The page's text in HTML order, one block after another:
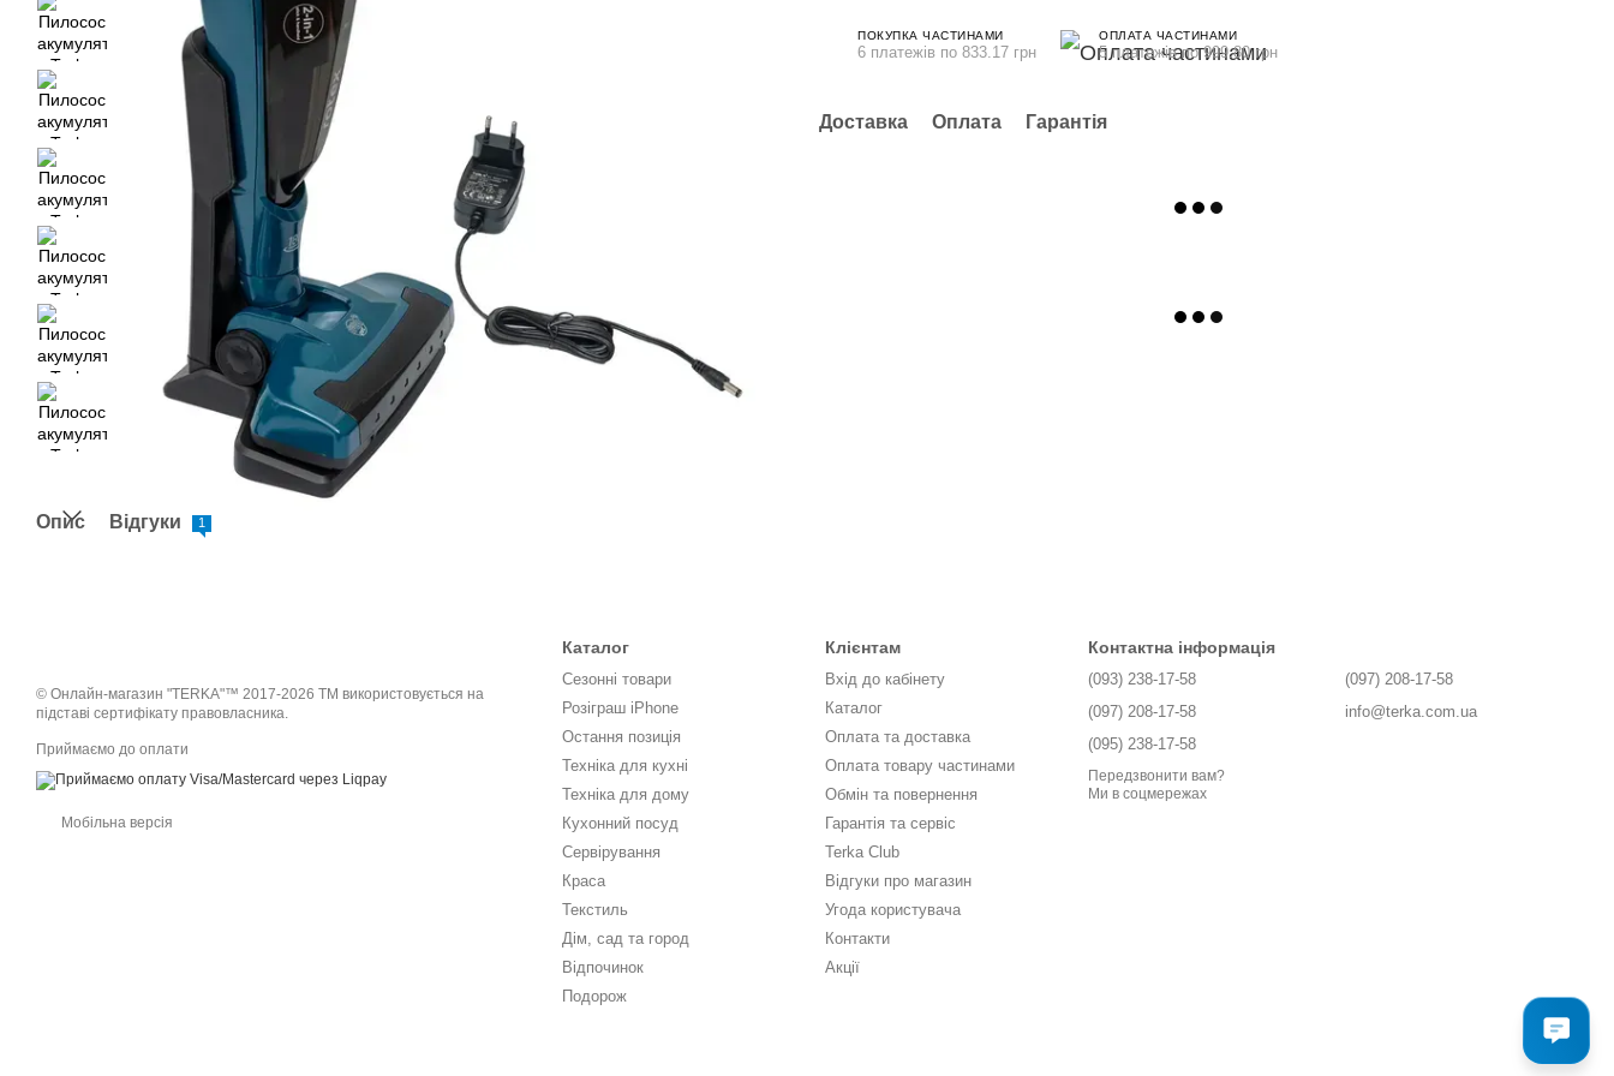
Опис Відгуки 1
ПОКУПКА ЧАСТИНАМИ
6 платежів по 833.17 грн
ОПЛАТА ЧАСТИНАМИ
5 платежів по 999.80 грн
Доставка Оплата Гарантія
© Онлайн-магазин "TERKA"™ 2017-2026 ТМ використовується на
підставі сертифікату правовласника.
Приймаємо до оплати
Мобільна версія
Каталог
Сезонні товари
Розіграш iPhone
Остання позиція
Техніка для кухні
Техніка для дому
Кухонний посуд
Сервірування
Краса
Текстиль
Дім, сад та город
Відпочинок
Подорож
Клієнтам
Вхід до кабінету
Каталог
Оплата та доставка
Оплата товару частинами
Обмін та повернення
Гарантія та сервіс
Terka Club
Відгуки про магазин
Угода користувача
Контакти
Акції
Контактна інформація
(093) 238-17-58
(097) 208-17-58
(095) 238-17-58
Передзвонити вам?
(097) 208-17-58
info@terka.com.ua
Ми в соцмережах